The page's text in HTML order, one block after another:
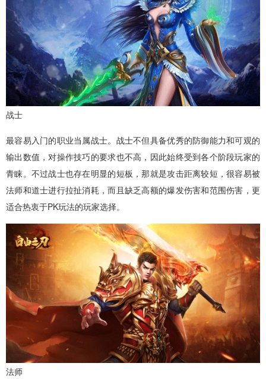
战士
最容易入门的职业当属战士。战士不但具备优秀的防御能力和可观的
输出数值，对操作技巧的要求也不高，因此始终受到各个阶段玩家的
青睐。不过战士也存在明显的短板，那就是攻击距离较短，很容易被
法师和道士进行拉扯消耗，而且缺乏高额的爆发伤害和范围伤害，更
适合热衷于PK玩法的玩家选择。
法师